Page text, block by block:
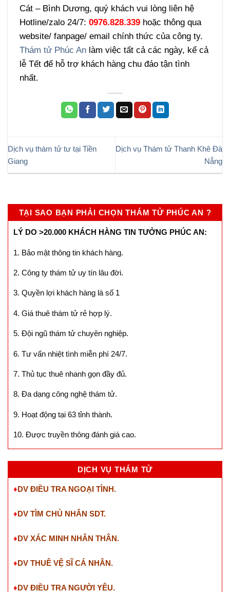
Cát – Bình Dương, quý khách vui lòng liên hệ
Hotline/zalo 24/7:0976.828.339 hoặc thông qua
website/ fanpage/ email chính thức của công ty.
Thám tử Phúc An làm việc tất cả các ngày, kể cả
lễ Tết để hỗ trợ khách hàng chu đáo tận tình
nhất.
Dịch vụ thám tử tư tại Tiền
Giang
Dịch vụ Thám tử Thanh Khê Đà
Nẵng
TẠI SAO BẠN PHẢI CHỌN THÁM TỬ PHÚC AN ?
LÝ DO >20.000 KHÁCH HÀNG TIN TƯỞNG PHÚC AN:
1. Bảo mật thông tin khách hàng.
2. Công ty thám tử uy tín lâu đời.
3. Quyền lợi khách hàng là số 1
4. Giá thuê thám tử rẻ hợp lý.
5. Đội ngũ thám tử chuyên nghiệp.
6. Tư vấn nhiệt tình miễn phí 24/7.
7. Thủ tục thuê nhanh gọn đầy đủ.
8. Đa dạng công nghệ thám tử.
9. Hoạt động tại 63 tỉnh thành.
10. Được truyền thông đánh giá cao.
DỊCH VỤ THÁM TỬ
♦DV ĐIỀU TRA NGOẠI TÌNH.
♦DV TÌM CHỦ NHÂN SDT.
♦DV XÁC MINH NHÂN THÂN.
♦DV THUÊ VỆ SĨ CÁ NHÂN.
♦DV ĐIỀU TRA NGƯỜI YÊU.